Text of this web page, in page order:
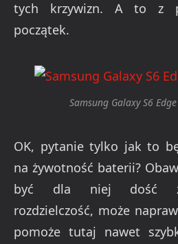
tych krzywizn. A to z
początek.
Samsung Galaxy S6
OK, pytanie tylko jak to
na żywotność baterii?
być dla niej dość
rozdzielczość, może
pomoże tutaj nawet